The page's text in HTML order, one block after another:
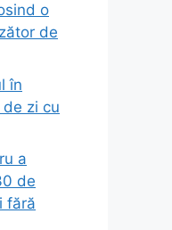
o
de
în
zi cu
a
de
fără